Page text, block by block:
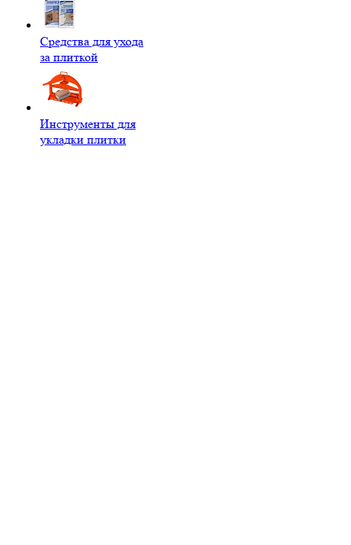
Средства для ухода
за плиткой
Инструменты для
укладки плитки